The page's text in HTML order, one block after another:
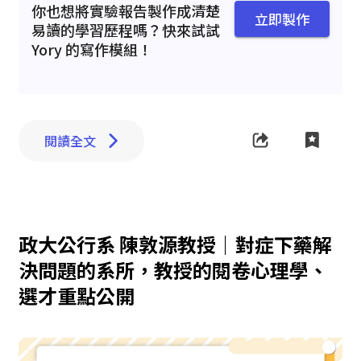
你也想將實驗報告製作成清楚
易讀的學習歷程嗎？快來試試
Yory 的寫作模組！
立即製作
閱讀全文
政大公行系 陳敦源教授｜對症下藥解
決問題的系所，教授的閱卷心理學、
選才重點公開